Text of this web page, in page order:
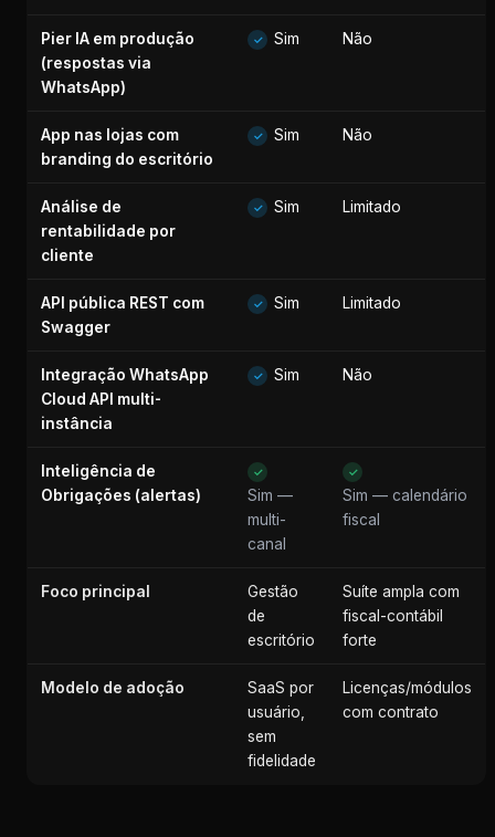
Pier IA em produção
(respostas via
WhatsApp)
✓ Sim Não
App nas lojas com
branding do escritório
✓ Sim Não
Análise de
rentabilidade por
cliente
✓ Sim Limitado
API pública REST com
Swagger
✓ Sim Limitado
Integração WhatsApp
Cloud API multi-
instância
✓ Sim Não
Inteligência de
Obrigações (alertas)
✓
Sim —
multi-
canal
✓
Sim — calendário
fiscal
Foco principal
Gestão
de
escritório
Suíte ampla com
fiscal-contábil
forte
Modelo de adoção
SaaS por
usuário,
sem
fidelidade
Licenças/módulos
com contrato